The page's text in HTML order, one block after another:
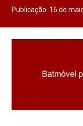
Publicação: 16 de